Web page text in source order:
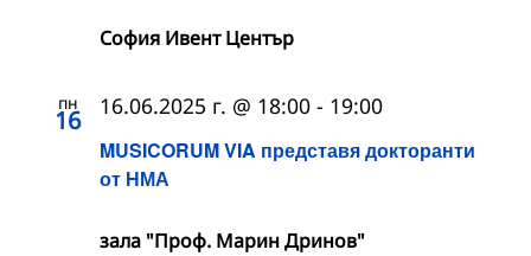
София Ивент Център
пн
16
MUSICORUM VIA представя докторанти
от НМА
16.06.2025 г. @ 18:00 - 19:00
зала "Проф. Марин Дринов"